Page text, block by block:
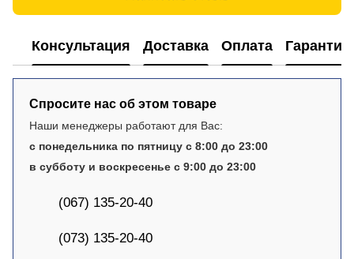
Консультация Доставка Оплата Гарантия
Спросите нас об этом товаре
Наши менеджеры работают для Вас:
с понедельника по пятницу с 8:00 до 23:00
в субботу и воскресенье с 9:00 до 23:00
(067) 135-20-40
(073) 135-20-40